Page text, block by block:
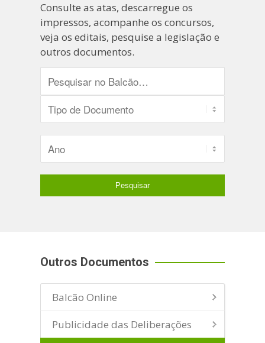
Consulte as atas, descarregue os
impressos, acompanhe os concursos,
veja os editais, pesquise a legislação e
outros documentos.
Outros Documentos
Balcão Online
Publicidade das Deliberações